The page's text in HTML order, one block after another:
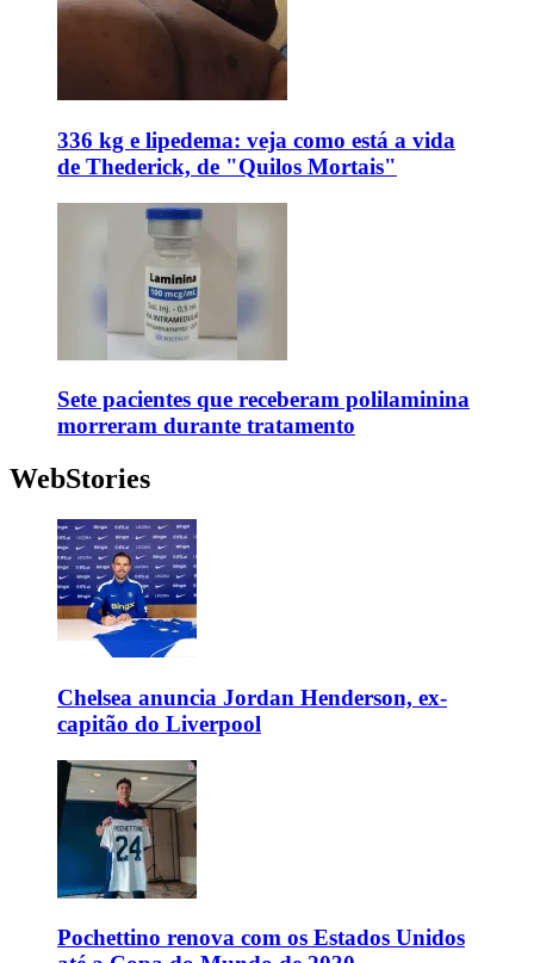
336 kg e lipedema: veja como está a vida
de Thederick, de "Quilos Mortais"
Sete pacientes que receberam polilaminina
morreram durante tratamento
WebStories
Chelsea anuncia Jordan Henderson, ex-
capitão do Liverpool
Pochettino renova com os Estados Unidos